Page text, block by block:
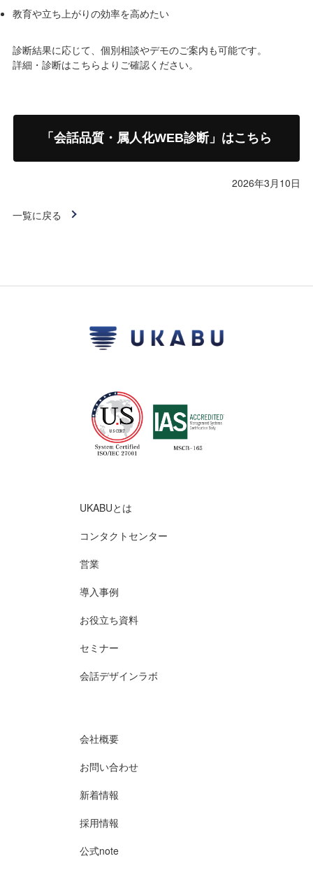
教育や立ち上がりの効率を高めたい
診断結果に応じて、個別相談やデモのご案内も可能です。
詳細・診断はこちらよりご確認ください。
「会話品質・属人化WEB診断」はこちら
2026年3月10日
一覧に戻る
UKABUとは
コンタクトセンター
営業
導入事例
お役立ち資料
セミナー
会話デザインラボ
会社概要
お問い合わせ
新着情報
採用情報
公式note